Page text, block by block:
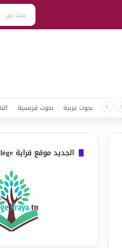
بحوث عربية بحوث فرنسية
الجديد موقع قراية Collège